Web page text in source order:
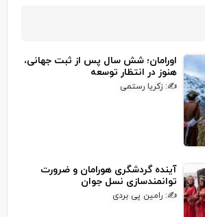
اورامان؛ شش سال پس از ثبت جهانی،
هنوز در انتظار توسعه
✍: زکریا رستمی
آینده گردشگری هورامان و ضرورت
توانمندسازی نسل جوان
✍: رامین پی بردی